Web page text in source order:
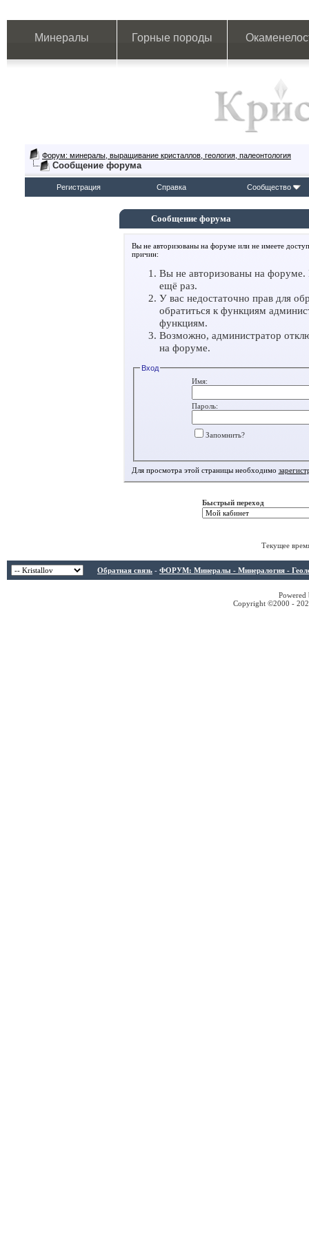
Минералы Горные породы
Форум: минералы, выращивание кристаллов, геология, палеонтология
Сообщение форума
Регистрация Справка Сообщество
Сообщение форума
Вы не авторизованы на форуме или не имеете
причин:
Вы не авторизованы на форуме.
ещё раз.
У вас недостаточно прав для
обратиться к функциям
функциям.
Возможно, администратор
на форуме.
Вход
Имя:
Пароль:
Запомнить?
Для просмотра этой страницы необходимо
Быстрый переход
Текущее
Обратная связь - ФОРУМ: Минералы - Минералогия -
Copyright ©2000 -